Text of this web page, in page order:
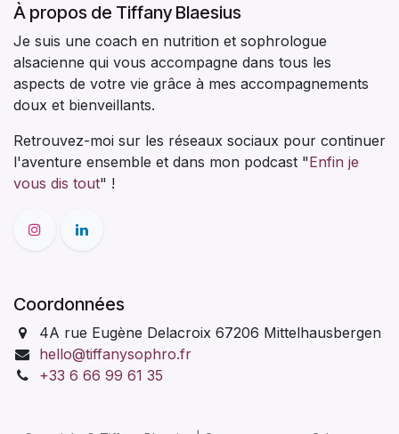
À propos de Tiffany Blaesius
Je suis une coach en nutrition et sophrologue
alsacienne qui vous accompagne dans tous les
aspects de votre vie grâce à mes accompagnements
doux et bienveillants.
Retrouvez-moi sur les réseaux sociaux pour continuer
l'aventure ensemble et dans mon podcast "Enfin je
vous dis tout" !
Coordonnées
4A rue Eugène Delacroix 67206 Mittelhausbergen
hello@tiffanysophro.fr
+33 6 66 99 61 35